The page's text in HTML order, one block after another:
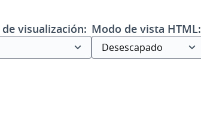
visualización: Modo de vista HTML: